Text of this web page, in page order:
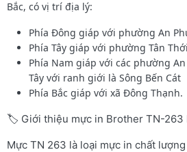
Bắc, có vị trí địa lý:
Phía Đông giáp với phường An
Phía Tây giáp với phường Tân
Phía Nam giáp với các phường
Tây với ranh giới là Sông Bến Cát
Phía Bắc giáp với xã Đông Thạnh.
🏷️ Giới thiệu mực in Brother TN-263
Mực TN 263 là loại mực in chất